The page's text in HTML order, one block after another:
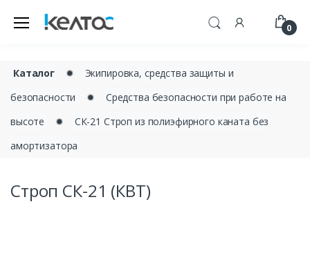
0
Каталог ✹
Экипировка, средства защиты и
безопасности
✹
Средства безопасности при работе на
высоте
✹
СК-21 Строп из полиэфирного каната без
амортизатора
Строп СК-21 (КВТ)